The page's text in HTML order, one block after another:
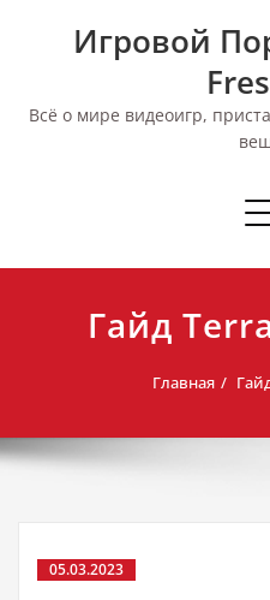
Игровой
Всё о мире видеоигр,
Гайд
Главная
05.03.2023